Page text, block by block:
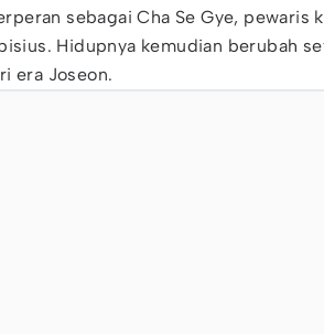
sebagai Cha Se Gye, pewaris
Hidupnya kemudian berubah
era Joseon.